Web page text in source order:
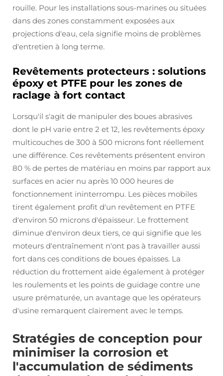
rouille. Pour les installations sous-marines ou situées
dans des zones constamment exposées aux
projections d'eau, cela signifie moins de problèmes
d'entretien à long terme.
Revêtements protecteurs : solutions
époxy et PTFE pour les zones de
raclage à fort contact
Lorsqu'il s'agit de manipuler des boues abrasives
dont le pH varie entre 2 et 12, les revêtements époxy
multicouches de 300 à 500 microns font réellement
une différence. Ces revêtements présentent environ
80 % de pertes de matériau en moins par rapport aux
surfaces en acier nu après 10 000 heures de
fonctionnement ininterrompu. Les pièces mobiles
tirent également profit d'un revêtement en PTFE
d'environ 50 microns d'épaisseur. Le frottement
diminue d'environ deux tiers, ce qui signifie que les
moteurs d'entraînement n'ont pas à travailler aussi
fort dans ces conditions de boues épaisses. La
réduction du frottement aide également à protéger
les roulements et les points de guidage contre une
usure prématurée, un avantage que les opérateurs
d'usine remarquent clairement avec le temps.
Stratégies de conception pour
minimiser la corrosion et
l'accumulation de sédiments